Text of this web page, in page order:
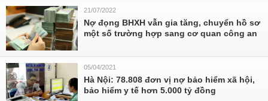
21/07/2022
Nợ đọng BHXH vẫn gia tăng, chuyển hồ sơ
một số trường hợp sang cơ quan công an
05/04/2021
Hà Nội: 78.808 đơn vị nợ bảo hiểm xã hội,
bảo hiểm y tế hơn 5.000 tỷ đồng